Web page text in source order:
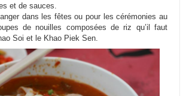
et de sauces.
dans les fêtes ou pour les cérémonies au
de nouilles composées de riz qu’il faut
Soi et le Khao Piek Sen.